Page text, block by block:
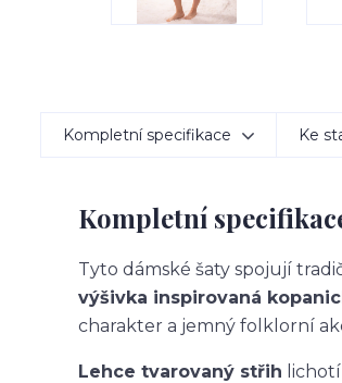
Kompletní specifikace Ke
Kompletní
Tyto dámské šaty spojují
výšivka inspirovaná
charakter a jemný folklorní
Lehce tvarovaný střih